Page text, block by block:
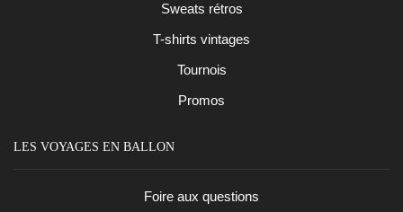
Sweats rétros
T-shirts vintages
Tournois
Promos
LES VOYAGES EN BALLON
Foire aux questions